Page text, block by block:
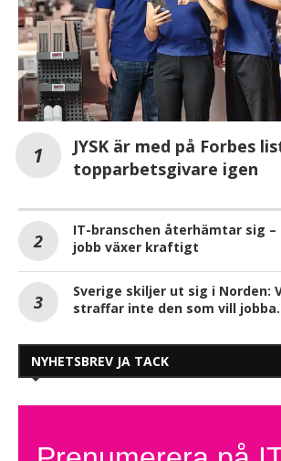
JYSK är med på Forbes
topparbetsgivare igen
IT-branschen återhämtar sig
jobb växer kraftigt
Sverige skiljer ut sig i Norden:
straffar inte den som vill jobba.
NYHETSBREV JA TACK